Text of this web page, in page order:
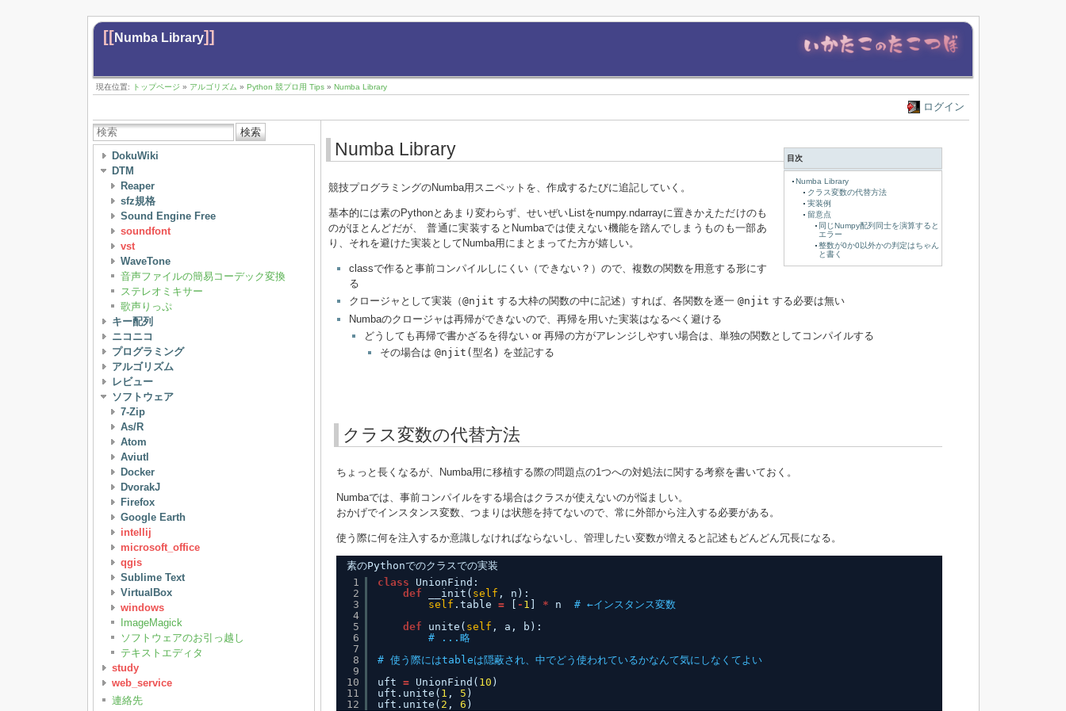
[[Numba Library]]
現在位置: トップページ » アルゴリズム » Python 競プロ用 Tips » Numba Library
ログイン
検索
DokuWiki
DTM
Reaper
sfz規格
Sound Engine Free
soundfont
vst
WaveTone
音声ファイルの簡易コーデック変換
ステレオミキサー
歌声りっぷ
キー配列
ニコニコ
プログラミング
アルゴリズム
レビュー
ソフトウェア
7-Zip
As/R
Atom
Aviutl
Docker
DvorakJ
Firefox
Google Earth
intellij
microsoft_office
qgis
Sublime Text
VirtualBox
windows
ImageMagick
ソフトウェアのお引っ越し
テキストエディタ
study
web_service
連絡先
目次
Numba Library
クラス変数の代替方法
実装例
留意点
同じNumpy配列同士を演算すると
エラー
整数が0か0以外かの判定はちゃん
と書く
Numba Library
競技プログラミングのNumba用スニペットを、作成するたびに追記していく。
基本的には素のPythonとあまり変わらず、せいぜいListをnumpy.ndarrayに置きかえただけのも
のがほとんどだが、 普通に実装するとNumbaでは使えない機能を踏んでしまうものも一部あ
り、それを避けた実装としてNumba用にまとまってた方が嬉しい。
classで作ると事前コンパイルしにくい（できない？）ので、複数の関数を用意する形にす
る
クロージャとして実装（@njit する大枠の関数の中に記述）すれば、各関数を逐一 @njit する必要は無い
Numbaのクロージャは再帰ができないので、再帰を用いた実装はなるべく避ける
どうしても再帰で書かざるを得ない or 再帰の方がアレンジしやすい場合は、単独の関数としてコンパイルする
その場合は @njit(型名) を並記する
クラス変数の代替方法
ちょっと長くなるが、Numba用に移植する際の問題点の1つへの対処法に関する考察を書いておく。
Numbaでは、事前コンパイルをする場合はクラスが使えないのが悩ましい。
おかげでインスタンス変数、つまりは状態を持てないので、常に外部から注入する必要がある。
使う際に何を注入するか意識しなければならないし、管理したい変数が増えると記述もどんどん冗長になる。
素のPythonでのクラスでの実装
1
2
3
4
5
6
7
8
9
10
11
12
class
UnionFind:
def
__init( self , n):
self .table = [ - 1 ] * n # ←インスタンス変数
def
unite( self , a, b):
# ...略
# 使う際にはtableは隠蔽され、中でどう使われているかなんて気にしなくてよい
uft = UnionFind( 10 )
uft.unite( 1 , 5 )
uft.unite( 2 , 6 )